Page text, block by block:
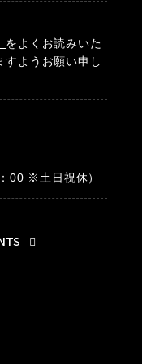
をよくお読みいた
すようお願い申し
00 ※土日祝休）